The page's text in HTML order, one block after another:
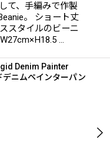
て、手編みで作製
。 ショート丈
スタイルのビーニ
…
Denim Painter
ニムペインターパン